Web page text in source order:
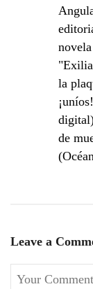
la
de
Leave a